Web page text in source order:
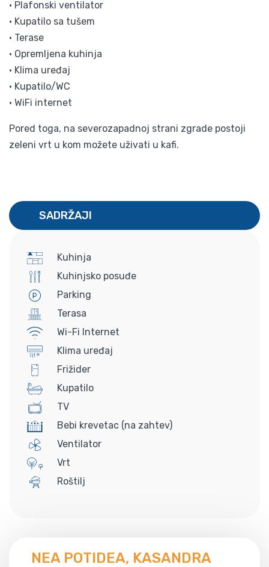
• Plafonski ventilator
• Kupatilo sa tušem
• Terase
• Opremljena kuhinja
• Klima uređaj
• Kupatilo/WC
• WiFi internet
Pored toga, na severozapadnoj strani zgrade postoji
zeleni vrt u kom možete uživati u kafi.
SADRŽAJI
Kuhinja
Kuhinjsko posuđe
Parking
Terasa
Wi-Fi Internet
Klima uređaj
Frižider
Kupatilo
TV
Bebi krevetac (na zahtev)
Ventilator
Vrt
Roštilj
NEA POTIDEA, KASANDRA